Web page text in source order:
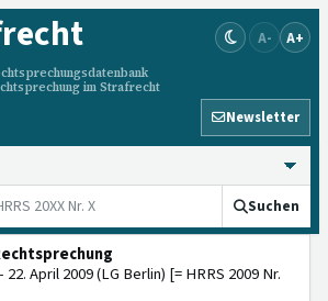
im Strafrecht
A- A+
Newsletter
Suchen
22. April 2009 (LG Berlin) [= HRRS 2009 Nr.